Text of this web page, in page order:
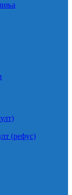
(рефус)